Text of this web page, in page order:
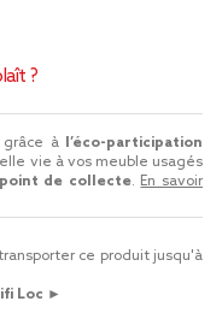
?
à
l’éco-participation
vie à vos meuble usagés
point de collecte. En savoir
ce produit jusqu'à
Loc ►